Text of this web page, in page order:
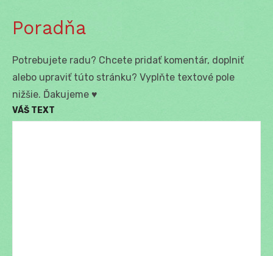
Poradňa
Potrebujete radu? Chcete pridať komentár, doplniť
alebo upraviť túto stránku? Vyplňte textové pole
nižšie. Ďakujeme ♥
VÁŠ TEXT